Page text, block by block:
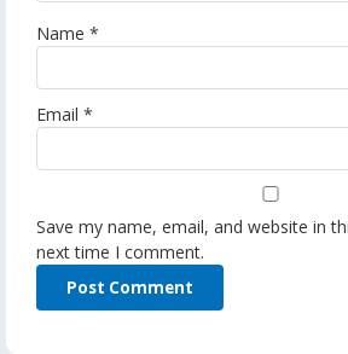
Name *
Email *
Save my name, email, and website in
next time I comment.